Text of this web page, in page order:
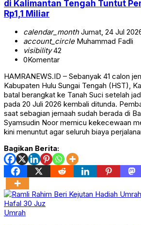
di Kalimantan Tengah Tuntut
Rp1,1 Miliar
calendar_monthJumat, 24 Jul
account_circleMuhammad Fadli
visibility42
0Komentar
HAMRANEWS.ID – Sebanyak 41 calon
Kabupaten Hulu Sungai Tengah (HST),
batal berangkat ke Tanah Suci setelah
pada 20 Juli 2026 kembali ditunda.
saat sebagian jemaah sudah berada di
Syamsudin Noor memicu kekecewaan
kini menuntut agar seluruh biaya
Bagikan Berita:
Umrah